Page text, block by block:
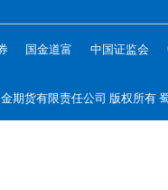
国金道富 中国证监会
期货有限责任公司 版权所有